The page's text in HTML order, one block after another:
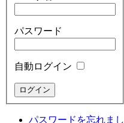
パスワード
自動ログイン
パスワードを忘れまし